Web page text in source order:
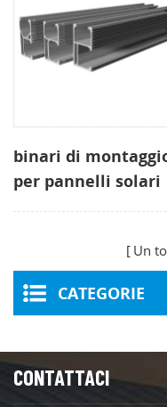
binari di
per pannelli solari
Un
CATEGORIE
CONTATTACI